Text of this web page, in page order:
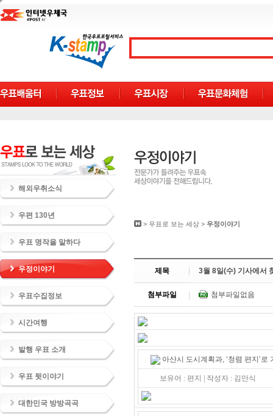
해외우취소식
우편 130년
우표 명작을 말하다
우정이야기
우표수집정보
시간여행
발행 우표 소개
우표 뒷이야기
대한민국 방방곡곡
> 우표로 보는 세상 > 우정이야기
제목 3월 8일(수) 기사에서
첨부파일 첨부파일없음
아산시 도시계획과, ‘청렴 편지’로
보유어 : 편지 | 작성자 : 김만식